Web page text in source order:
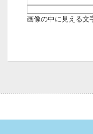
画像の中に見える文